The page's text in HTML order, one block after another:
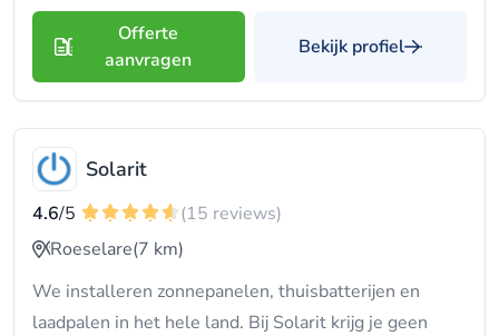
Offerte
aanvragen
Bekijk profiel
Solarit
4.6/5
(15 reviews)
Roeselare(7 km)
We installeren zonnepanelen, thuisbatterijen en
laadpalen in het hele land. Bij Solarit krijg je geen